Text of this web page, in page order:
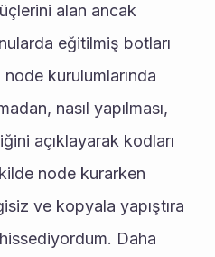
alan ancak
eğitilmiş botları
kurulumlarında
nasıl yapılması,
açıklayarak kodları
node kurarken
ve kopyala yapıştıra
Daha